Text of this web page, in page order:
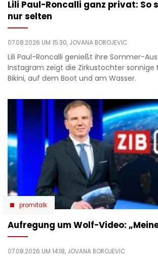
Lili Paul-Roncalli ganz privat: So
nur selten
07.08.2026 UM 15:30, JOVANA BOROJEVIC
Lili Paul-Roncalli genießt ihre Sommer-
Instagram zeigt die Zirkustochter
Bikini, auf dem Boot und am Wasser.
promitalk
Aufregung um Wolf-Video:
07.08.2026 UM 14:18, JOVANA BOROJEVIC